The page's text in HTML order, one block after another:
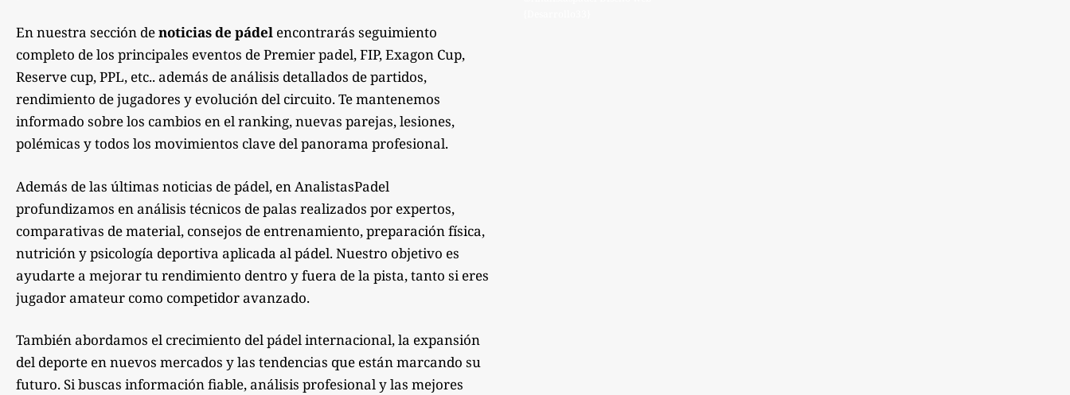
En nuestra sección denoticias de pádel encontrarás seguimiento
completo de los principales eventos de Premier padel, FIP, Exagon Cup,
Reserve cup, PPL, etc.. además de análisis detallados de partidos,
rendimiento de jugadores y evolución del circuito. Te mantenemos
informado sobre los cambios en el ranking, nuevas parejas, lesiones,
polémicas y todos los movimientos clave del panorama profesional.
Además de las últimas noticias de pádel, en AnalistasPadel
profundizamos en análisis técnicos de palas realizados por expertos,
comparativas de material, consejos de entrenamiento, preparación física,
nutrición y psicología deportiva aplicada al pádel. Nuestro objetivo es
ayudarte a mejorar tu rendimiento dentro y fuera de la pista, tanto si eres
jugador amateur como competidor avanzado.
También abordamos el crecimiento del pádel internacional, la expansión
del deporte en nuevos mercados y las tendencias que están marcando su
futuro. Si buscas información fiable, análisis profesional y las mejores